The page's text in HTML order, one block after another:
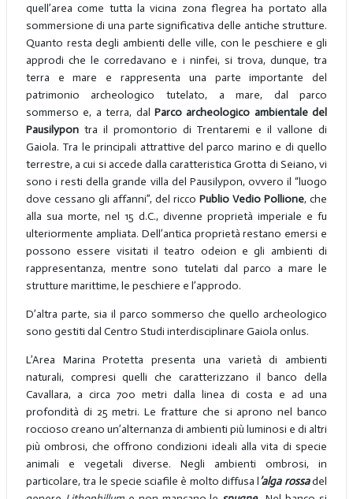
quell’area come tutta la vicina zona flegrea ha portato alla
sommersione di una parte significativa delle antiche strutture.
Quanto resta degli ambienti delle ville, con le peschiere e gli
approdi che le corredavano e i ninfei, si trova, dunque, tra
terra e mare e rappresenta una parte importante del
patrimonio archeologico tutelato, a mare, dal parco
sommerso e, a terra, dal Parco archeologico ambientale del
Pausilypontra il promontorio di Trentaremi e il vallone di
Gaiola. Tra le principali attrattive del parco marino e di quello
terrestre, a cui si accede dalla caratteristica Grotta di Seiano, vi
sono i resti della grande villa del Pausilypon, ovvero il “luogo
dove cessano gli affanni”, del riccoPublio Vedio Pollione, che
alla sua morte, nel 15 d.C., divenne proprietà imperiale e fu
ulteriormente ampliata. Dell’antica proprietà restano emersi e
possono essere visitati il teatro odeion e gli ambienti di
rappresentanza, mentre sono tutelati dal parco a mare le
strutture marittime, le peschiere e l’approdo.
D’altra parte, sia il parco sommerso che quello archeologico
sono gestiti dal Centro Studi interdisciplinare Gaiola onlus.
L’Area Marina Protetta presenta una varietà di ambienti
naturali, compresi quelli che caratterizzano il banco della
Cavallara, a circa 700 metri dalla linea di costa e ad una
profondità di 25 metri. Le fratture che si aprono nel banco
roccioso creano un’alternanza di ambienti più luminosi e di altri
più ombrosi, che offrono condizioni ideali alla vita di specie
animali e vegetali diverse. Negli ambienti ombrosi, in
particolare, tra le specie sciafile è molto diffusa l’alga rossadel